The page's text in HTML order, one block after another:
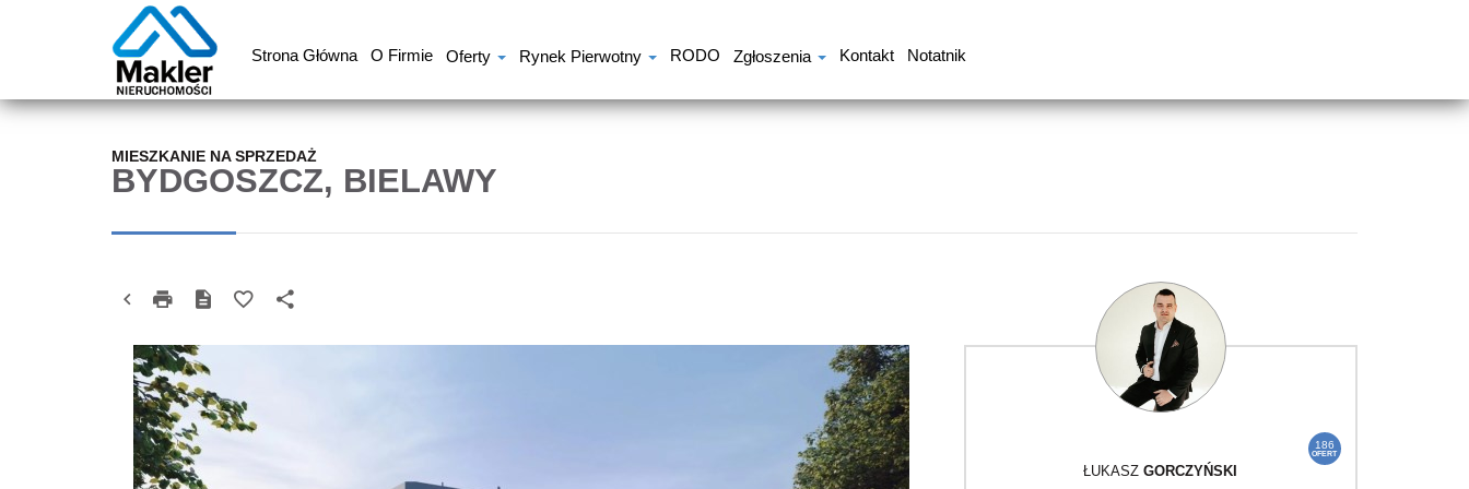
Strona Główna O Firmie Oferty Rynek Pierwotny RODO Zgłoszenia Kontakt Notatnik
BYDGOSZCZ, BIELAWY
MIESZKANIE NA SPRZEDAŻ
186
OFERT
ŁUKASZGORCZYŃSKI